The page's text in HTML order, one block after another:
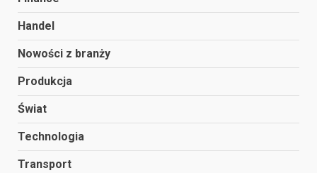
Handel
Nowości z branży
Produkcja
Świat
Technologia
Transport